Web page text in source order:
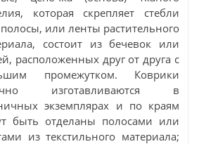
которая скрепляет стебли
или ленты растительного
состоит из бечевок или
расположенных друг от друга с
промежутком. Коврики
изготавливаются в
экземплярах и по краям
быть отделаны полосами или
из текстильного материала;